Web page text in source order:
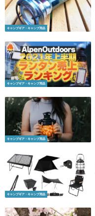
キャンプギア・キャンプ用品
キャンプギア・キャンプ用品
キャンプギア・キャンプ用品
キャンプギア・キャンプ用品